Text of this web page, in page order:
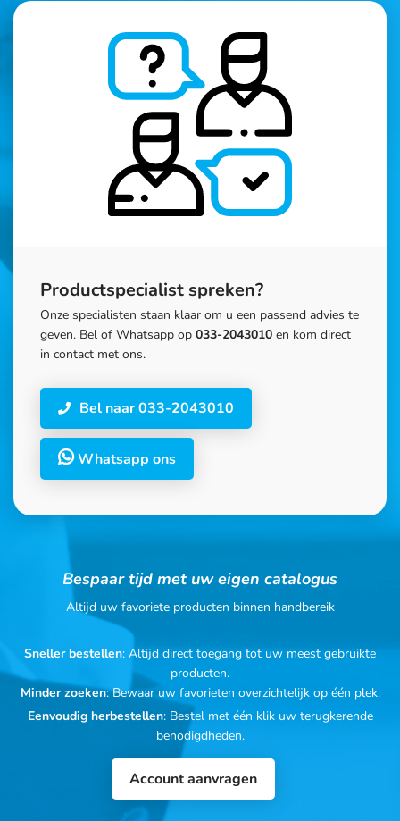
Productspecialist spreken?
Onze specialisten staan klaar om u een passend advies te
geven. Bel of Whatsapp op 033-2043010 en kom direct
in contact met ons.
Bel naar 033-2043010
Whatsapp ons
Bespaar tijd met uw eigen catalogus
Altijd uw favoriete producten binnen handbereik
Sneller bestellen: Altijd direct toegang tot uw meest gebruikte
producten.
Minder zoeken: Bewaar uw favorieten overzichtelijk op één plek.
Eenvoudig herbestellen: Bestel met één klik uw terugkerende
benodigdheden.
Account aanvragen